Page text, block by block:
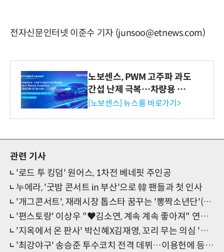
전자신문인터넷 이준수 기자 (junsoo@etnews.com)
노보센스, PWM 고주파 과도
간섭 난제 극복…차량용 전
류 감지 증폭기
[노보센스] 뉴스룸 바로가기>
관련 기사
'로드 투 킹덤' 원어스, 1차전 베네핏 주인공
누에라, '굿밤 콘서트 in 부산'으로 韓 팬들과 첫 인사
'개그콘서트', 재래시장 톱스타 꿈꾸는 '뽕짝소년단'(ft.윤형빈) 론칭
'편스토랑' 이상우 "♥김소연, 계속 계속 좋아져" 연애스토리 공개
'지옥에서 온 판사' 박신혜X김재영, 꼬리 무는 의심 '술래잡기 시작'
'최강야구' 송승준 투수코치 전격 데뷔…이용헌에 등판 지시